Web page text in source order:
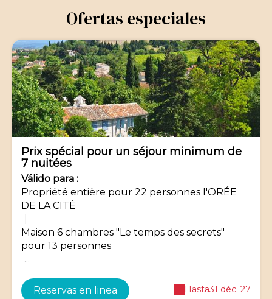
Ofertas especiales
-12%
Prix spécial pour un séjour minimum de
7 nuitées
Válido para :
Propriété entière pour 22 personnes l'ORÉE
DE LA CITÉ
Maison 6 chambres "Le temps des secrets"
pour 13 personnes
...
Reservas en linea Hasta31 déc. 27